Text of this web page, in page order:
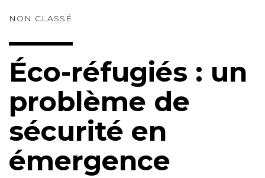
NON CLASSÉ
Éco-réfugiés : un
problème de
sécurité en
émergence